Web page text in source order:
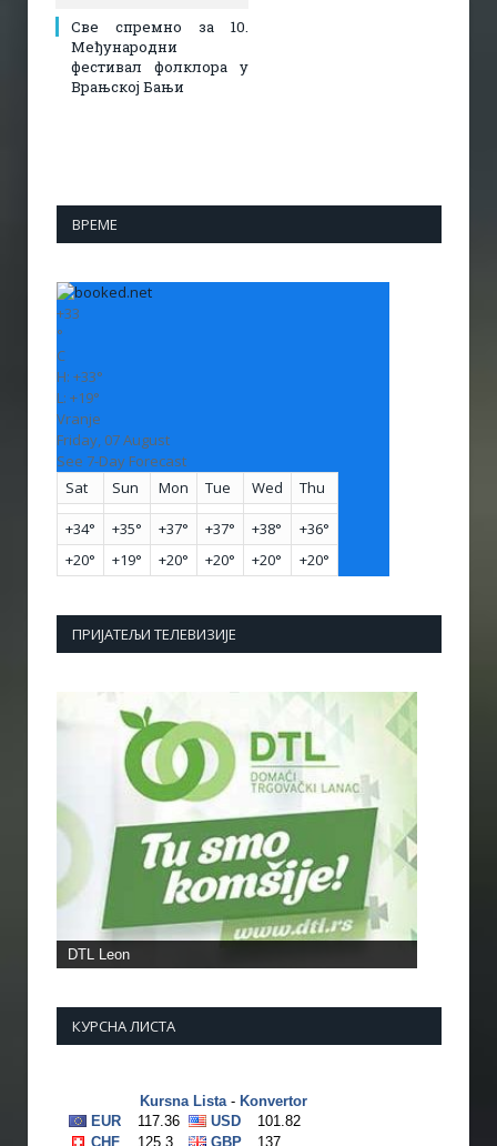
Све спремно за 10.
Међународни
фестивал фолклора у
Врањској Бањи
ВРЕМЕ
+33
°
C
H: +33°
L: +19°
Vranje
Friday, 07 August
See 7-Day Forecast
Sat
Sun Mon Tue Wed Thu
+34° +35° +37° +37° +38° +36°
+20° +19° +20° +20° +20° +20°
ПРИЈАТЕЉИ ТЕЛЕВИЗИЈЕ
DTL Leon
КУРСНА ЛИСТА